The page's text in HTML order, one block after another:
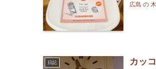
広島 の
日記 カッ